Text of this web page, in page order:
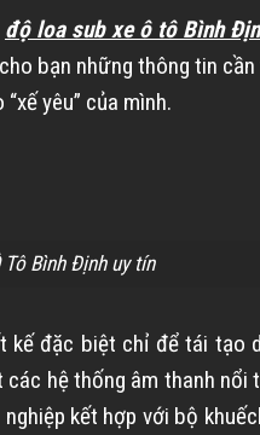
độ loa sub xe ô tô Bình
bạn những thông tin
yêu” của mình.
Bình Định uy tín
đặc biệt chỉ để tái tạo
hệ thống âm thanh nổi
kết hợp với bộ